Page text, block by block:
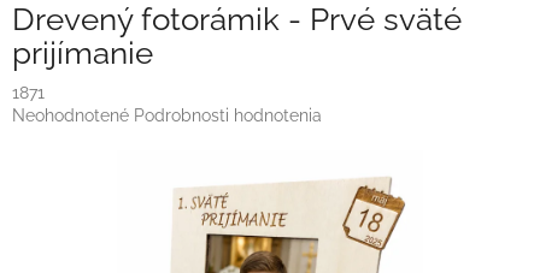
Drevený fotorámik - Prvé sväté
prijímanie
1871
Priemerné
Neohodnotené Podrobnosti hodnotenia